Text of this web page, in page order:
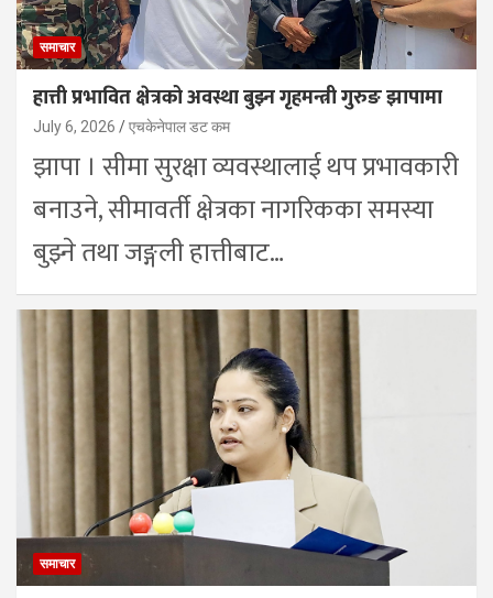
समाचार
हात्ती प्रभावित क्षेत्रको अवस्था बुझ्न गृहमन्त्री गुरुङ झापामा
July 6, 2026 एचकेनेपाल डट कम
झापा । सीमा सुरक्षा व्यवस्थालाई थप प्रभावकारी
बनाउने, सीमावर्ती क्षेत्रका नागरिकका समस्या
बुझ्ने तथा जङ्गली हात्तीबाट…
समाचार